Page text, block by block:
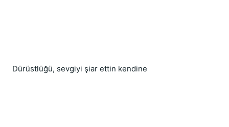
Dürüstlüğü, sevgiyi şiar ettin kendine